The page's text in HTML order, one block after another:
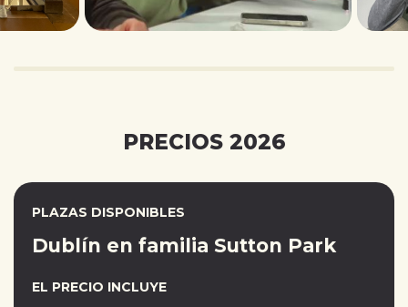
PRECIOS 2026
PLAZAS DISPONIBLES
Dublín en familia Sutton Park
EL PRECIO INCLUYE